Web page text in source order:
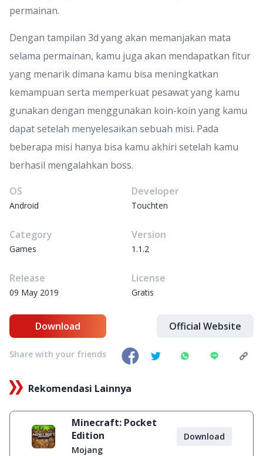
permainan.
Dengan tampilan 3d yang akan memanjakan mata
selama permainan, kamu juga akan mendapatkan fitur
yang menarik dimana kamu bisa meningkatkan
kemampuan serta memperkuat pesawat yang kamu
gunakan dengan menggunakan koin-koin yang kamu
dapat setelah menyelesaikan sebuah misi. Pada
beberapa misi hanya bisa kamu akhiri setelah kamu
berhasil mengalahkan boss.
OS
Android
Developer
Touchten
Category
Games
Version
1.1.2
Release
09 May 2019
License
Gratis
Download Official Website
Share with your friends
Rekomendasi Lainnya
Minecraft: Pocket
Edition
Mojang
Download